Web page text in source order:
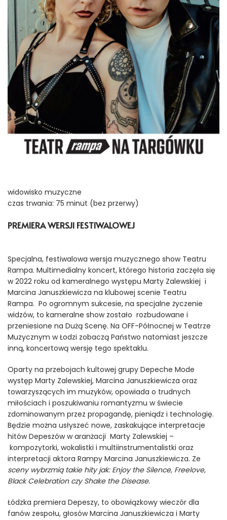
widowisko muzyczne
czas trwania: 75 minut (bez przerwy)
PREMIERA WERSJI FESTIWALOWEJ
Specjalna, festiwalowa wersja muzycznego show Teatru
Rampa. Multimedialny koncert, którego historia zaczęła się
w 2022 roku od kameralnego występu Marty Zalewskiej i
Marcina Januszkiewicza na klubowej scenie Teatru
Rampa. Po ogromnym sukcesie, na specjalne życzenie
widzów, to kameralne show zostało rozbudowane i
przeniesione na Dużą Scenę. Na OFF-Północnej w Teatrze
Muzycznym w Łodzi zobaczą Państwo natomiast jeszcze
inną, koncertową wersję tego spektaklu.
Oparty na przebojach kultowej grupy Depeche Mode
występ Marty Zalewskiej, Marcina Januszkiewicza oraz
towarzyszących im muzyków, opowiada o trudnych
miłościach i poszukiwaniu romantyzmu w świecie
zdominowanym przez propagandę, pieniądz i technologię.
Będzie można usłyszeć nowe, zaskakujące interpretacje
hitów Depeszów w aranżacji Marty Zalewskiej –
kompozytorki, wokalistki i multiinstrumentalistki oraz
interpretacji aktora Rampy Marcina Januszkiewicza. Ze
sceny wybrzmią takie hity jak: Enjoy the Silence, Freelove,
Black Celebration czy Shake the Disease.
Łódzka premiera Depeszy, to obowiązkowy wieczór dla
fanów zespołu, głosów Marcina Januszkiewicza i Marty